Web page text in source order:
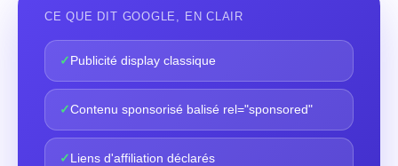
CE QUE DIT GOOGLE, EN CLAIR
✓ Publicité display classique
✓Contenu sponsorisé balisé rel="sponsored"
✓ Liens d'affiliation déclarés